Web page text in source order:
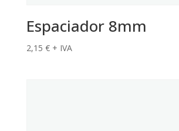
Espaciador 8mm
2,15 € + IVA